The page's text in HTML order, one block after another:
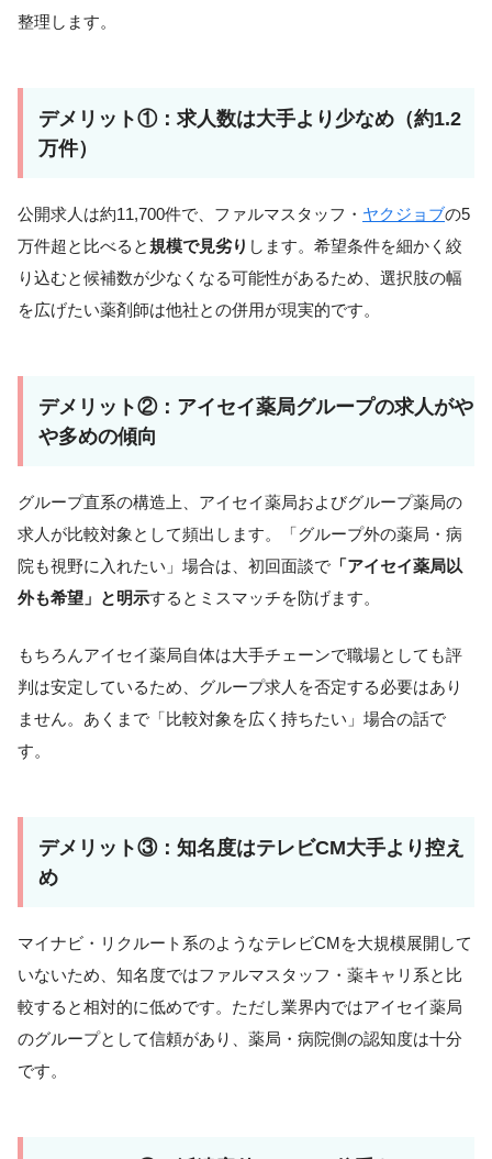
整理します。
デメリット①：求人数は大手より少なめ（約1.2
万件）
公開求人は約11,700件で、ファルマスタッフ・ ヤクジョブの5
万件超と比べると規模で見劣り します。希望条件を細かく絞
り込むと候補数が少なくなる可能性があるため、選択肢の幅
を広げたい薬剤師は他社との併用が現実的です。
デメリット②：アイセイ薬局グループの求人がや
や多めの傾向
グループ直系の構造上、アイセイ薬局およびグループ薬局の
求人が比較対象として頻出します。「グループ外の薬局・病
院も視野に入れたい」場合は、初回面談で 「アイセイ薬局以
外も希望」と明示するとミスマッチを防げます。
もちろんアイセイ薬局自体は大手チェーンで職場としても評
判は安定しているため、グループ求人を否定する必要はあり
ません。あくまで「比較対象を広く持ちたい」場合の話で
す。
デメリット③：知名度はテレビCM大手より控え
め
マイナビ・リクルート系のようなテレビCMを大規模展開して
いないため、知名度ではファルマスタッフ・薬キャリ系と比
較すると相対的に低めです。ただし業界内ではアイセイ薬局
のグループとして信頼があり、薬局・病院側の認知度は十分
です。